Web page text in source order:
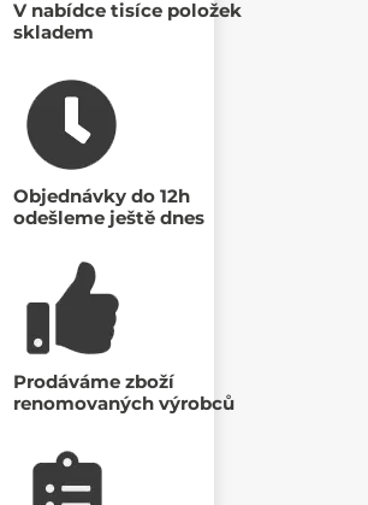
V nabídce tisíce položek
skladem
Objednávky do 12h
odešleme ještě dnes
Prodáváme zboží
renomovaných výrobců